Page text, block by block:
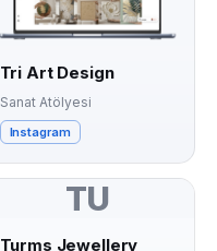
Tri Art Design
Sanat Atölyesi
Instagram
TU
Turms Jewellery